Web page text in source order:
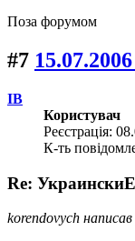
Поза форумом
#7
IB
Користувач
Реєстрація:
К-ть
Re:
korendovych